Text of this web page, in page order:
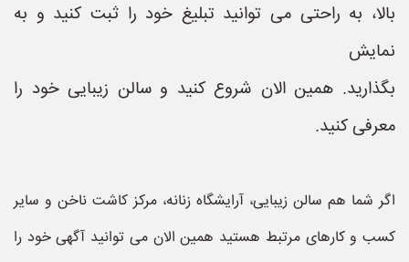
بالا، به راحتی می توانید تبلیغ خود را ثبت کنید و به
نمایش
بگذارید. همین الان شروع کنید و سالن زیبایی خود را
معرفی کنید.
اگر شما هم سالن زیبایی، آرایشگاه زنانه، مرکز کاشت ناخن و سایر
کسب و کارهای مرتبط هستید همین الان می توانید آگهی خود را